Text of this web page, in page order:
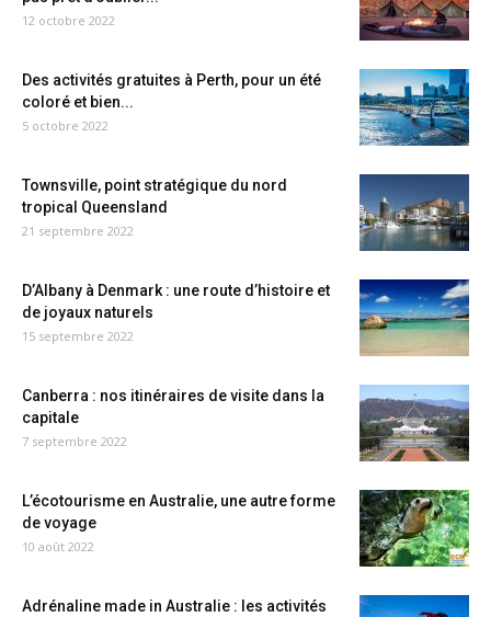
12 octobre 2022
Des activités gratuites à Perth, pour un été
coloré et bien...
5 octobre 2022
Townsville, point stratégique du nord
tropical Queensland
21 septembre 2022
D’Albany à Denmark : une route d’histoire et
de joyaux naturels
15 septembre 2022
Canberra : nos itinéraires de visite dans la
capitale
7 septembre 2022
L’écotourisme en Australie, une autre forme
de voyage
10 août 2022
Adrénaline made in Australie : les activités